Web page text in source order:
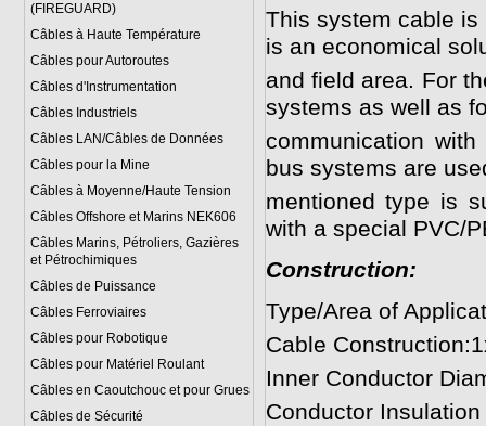
(FIREGUARD)
Câbles à Haute Température
Câbles pour Autoroutes
Câbles d'Instrumentation
Câbles Industriels
Câbles LAN/Câbles de Données
Câbles pour la Mine
Câbles à Moyenne/Haute Tension
Câbles Offshore et Marins NEK606
Câbles Marins, Pétroliers, Gazières
et Pétrochimiques
Câbles de Puissance
Câbles Ferroviaires
Câbles pour Robotique
Câbles pour Matériel Roulant
Câbles en Caoutchouc et pour Grues
Câbles de Sécurité
This system cable
is an economical
and field area. For
systems as well as
communication
bus systems are
mentioned type is
with a special PVC/
Construction:
Type/Area of
Cable
Inner Conductor
Conductor